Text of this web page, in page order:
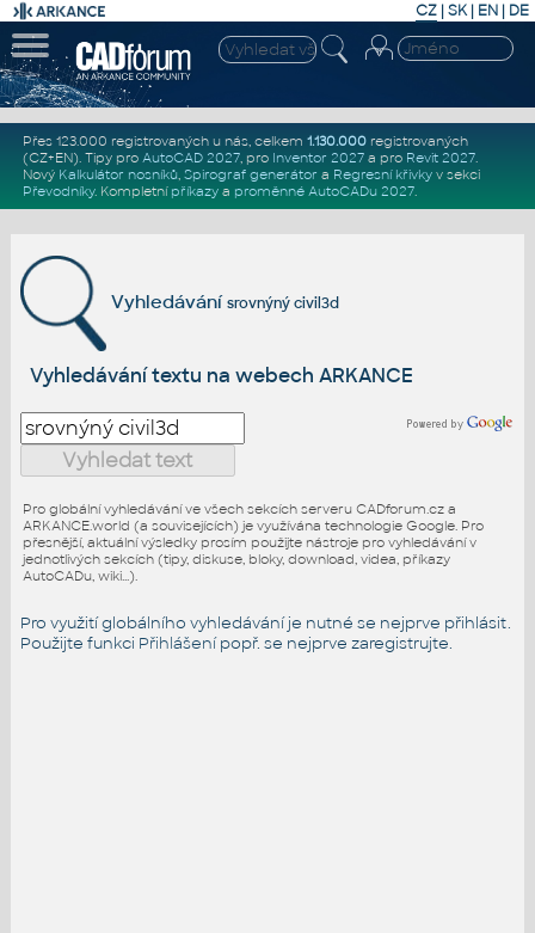
CZ | SK| EN | DE
Přes 123.000 registrovaných u nás, celkem 1.130.000registrovaných
(CZ+EN). Tipy pro AutoCAD 2027, pro Inventor 2027a pro Revit 2027.
Nový Kalkulátor nosníků, Spirograf generátor a Regresní křivkyv sekci
Převodníky. Kompletní příkazya proměnné AutoCADu 2027.
Vyhledávání srovnýný civil3d
Vyhledávání textu na webech ARKANCE
Pro globální vyhledávání ve všech sekcích serveru CADforum.cz a
ARKANCE.world (a souvisejících) je využívána technologie Google. Pro
přesnější, aktuální výsledky prosím použijte nástroje pro vyhledávání v
jednotlivých sekcích (tipy, diskuse, bloky, download, videa, příkazy
AutoCADu, wiki...).
Pro využití globálního vyhledávání je nutné se nejprve přihlásit.
Použijte funkci Přihlášenípopř. se nejprve zaregistrujte.